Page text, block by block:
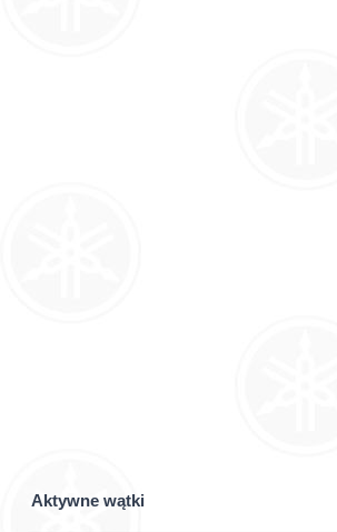
Aktywne wątki